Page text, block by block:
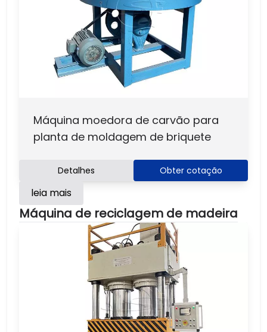
Máquina moedora de carvão para
planta de moldagem de briquete
Detalhes Obter cotação
leia mais
Máquina de reciclagem de madeira